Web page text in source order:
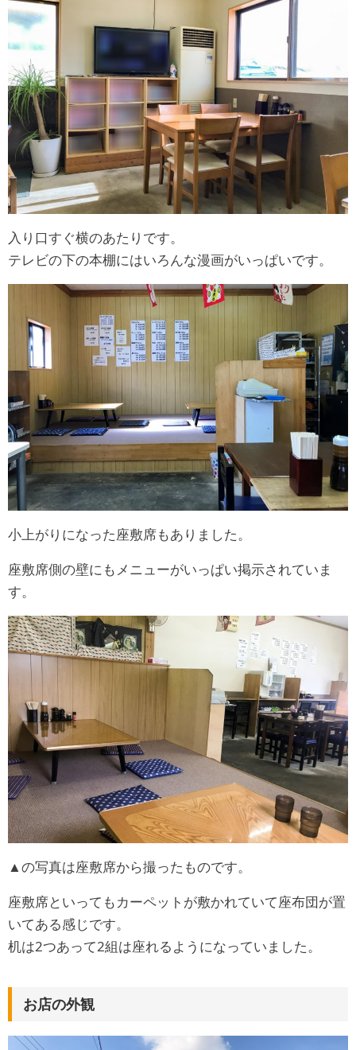
入り口すぐ横のあたりです。
テレビの下の本棚にはいろんな漫画がいっぱいです。
小上がりになった座敷席もありました。
座敷席側の壁にもメニューがいっぱい掲示されていま
す。
▲の写真は座敷席から撮ったものです。
座敷席といってもカーペットが敷かれていて座布団が置
いてある感じです。
机は2つあって2組は座れるようになっていました。
お店の外観